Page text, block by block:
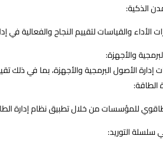
والقياسات لتقييم النجاح والفعالية
الأصول البرمجية والأجهزة، بما في ذلك